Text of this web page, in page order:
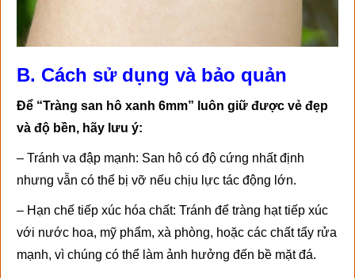
B. Cách sử dụng và bảo quản
Để “Tràng san hô xanh 6mm” luôn giữ được vẻ đẹp
và độ bền, hãy lưu ý:
– Tránh va đập mạnh: San hô có độ cứng nhất định
nhưng vẫn có thể bị vỡ nếu chịu lực tác động lớn.
– Hạn chế tiếp xúc hóa chất: Tránh để tràng hạt tiếp xúc
với nước hoa, mỹ phẩm, xà phòng, hoặc các chất tẩy rửa
mạnh, vì chúng có thể làm ảnh hưởng đến bề mặt đá.